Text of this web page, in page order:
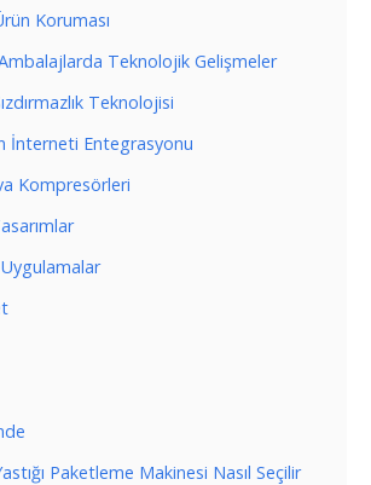
Koruması
Ambalajlarda Teknolojik Gelişmeler
Teknolojisi
İnterneti Entegrasyonu
Kompresörleri
Paketleme Makinesi Nasıl Seçilir